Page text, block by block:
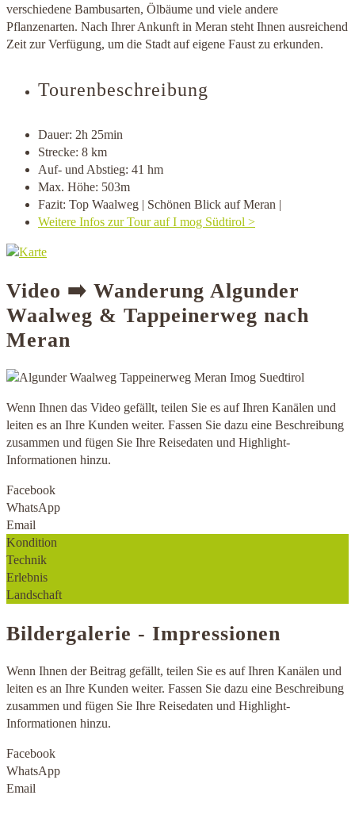
verschiedene Bambusarten, Ölbäume und viele andere
Pflanzenarten. Nach Ihrer Ankunft in Meran steht Ihnen ausreichend
Zeit zur Verfügung, um die Stadt auf eigene Faust zu erkunden.
Tourenbeschreibung
Dauer: 2h 25min
Strecke: 8 km
Auf- und Abstieg: 41 hm
Max. Höhe: 503m
Fazit: Top Waalweg | Schönen Blick auf Meran |
Weitere Infos zur Tour auf I mog Südtirol >
Video ➡️ Wanderung Algunder
Waalweg & Tappeinerweg nach
Meran
Wenn Ihnen das Video gefällt, teilen Sie es auf Ihren Kanälen und
leiten es an Ihre Kunden weiter. Fassen Sie dazu eine Beschreibung
zusammen und fügen Sie Ihre Reisedaten und Highlight-
Informationen hinzu.
Facebook
WhatsApp
Email
Kondition
Technik
Erlebnis
Landschaft
Bildergalerie - Impressionen
Wenn Ihnen der Beitrag gefällt, teilen Sie es auf Ihren Kanälen und
leiten es an Ihre Kunden weiter. Fassen Sie dazu eine Beschreibung
zusammen und fügen Sie Ihre Reisedaten und Highlight-
Informationen hinzu.
Facebook
WhatsApp
Email